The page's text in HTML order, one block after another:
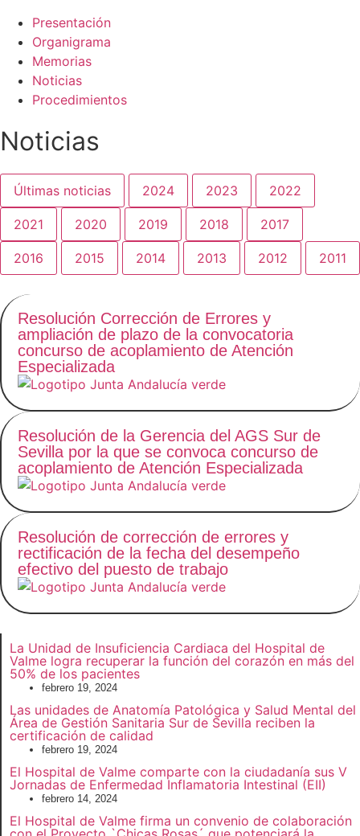
Presentación
Organigrama
Memorias
Noticias
Procedimientos
Noticias
Últimas noticias 2024 2023 2022
2021 2020 2019 2018 2017
2016 2015 2014 2013 2012 2011
Resolución Corrección de Errores y
ampliación de plazo de la convocatoria
concurso de acoplamiento de Atención
Especializada
Resolución de la Gerencia del AGS Sur de
Sevilla por la que se convoca concurso de
acoplamiento de Atención Especializada
Resolución de corrección de errores y
rectificación de la fecha del desempeño
efectivo del puesto de trabajo
La Unidad de Insuficiencia Cardiaca del Hospital de
Valme logra recuperar la función del corazón en más del
50% de los pacientes
febrero 19, 2024
Las unidades de Anatomía Patológica y Salud Mental del
Área de Gestión Sanitaria Sur de Sevilla reciben la
certificación de calidad
febrero 19, 2024
El Hospital de Valme comparte con la ciudadanía sus V
Jornadas de Enfermedad Inflamatoria Intestinal (EII)
febrero 14, 2024
El Hospital de Valme firma un convenio de colaboración